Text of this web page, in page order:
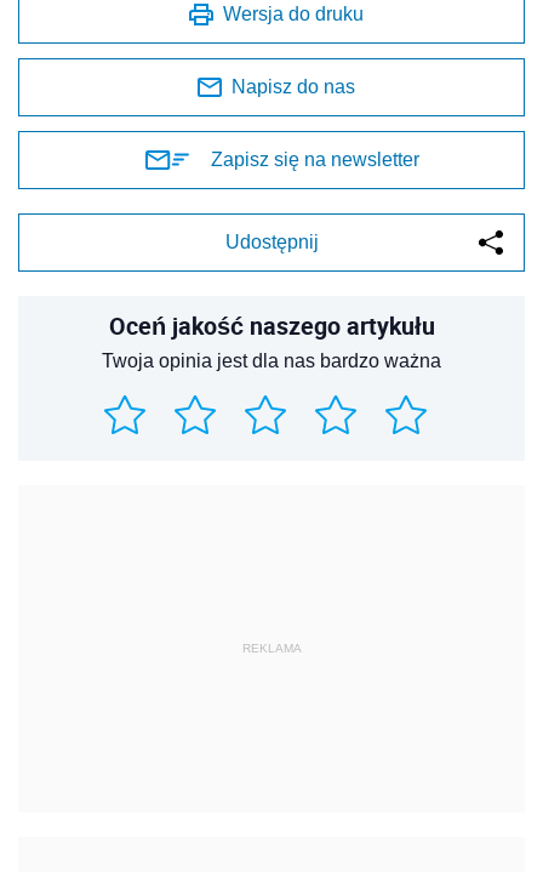
Wersja do druku
Napisz do nas
Zapisz się na newsletter
Udostępnij
Oceń jakość naszego artykułu
Twoja opinia jest dla nas bardzo ważna
REKLAMA